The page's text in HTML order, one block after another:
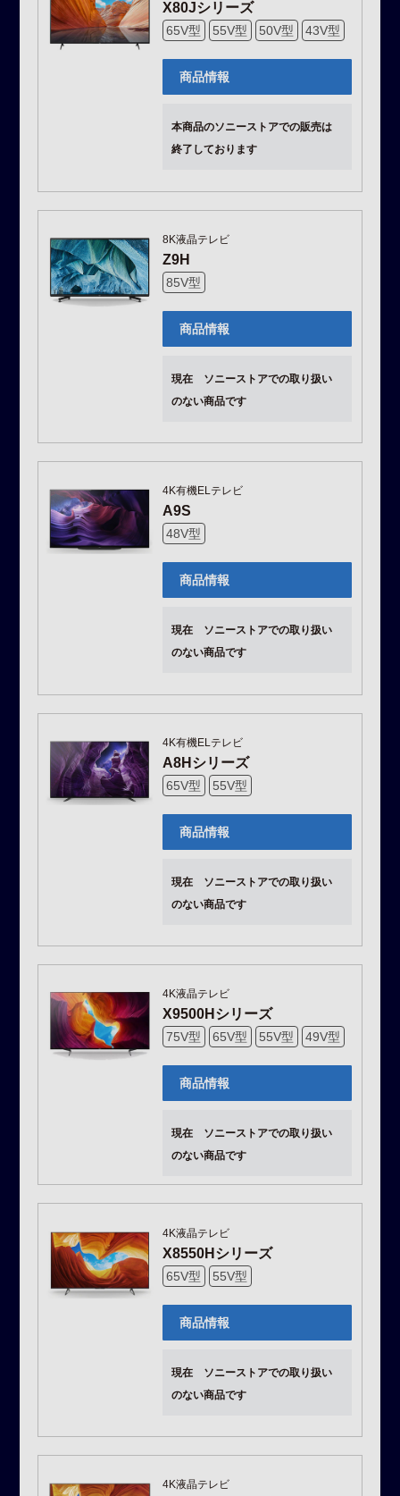
X80Jシリーズ
65V型 55V型 50V型 43V型
商品情報
本商品のソニーストアでの販売は
終了しております
8K液晶テレビ
Z9H
85V型
商品情報
現在 ソニーストアでの取り扱い
のない商品です
4K有機ELテレビ
A9S
48V型
商品情報
現在 ソニーストアでの取り扱い
のない商品です
4K有機ELテレビ
A8Hシリーズ
65V型 55V型
商品情報
現在 ソニーストアでの取り扱い
のない商品です
4K液晶テレビ
X9500Hシリーズ
75V型 65V型 55V型 49V型
商品情報
現在 ソニーストアでの取り扱い
のない商品です
4K液晶テレビ
X8550Hシリーズ
65V型 55V型
商品情報
現在 ソニーストアでの取り扱い
のない商品です
4K液晶テレビ